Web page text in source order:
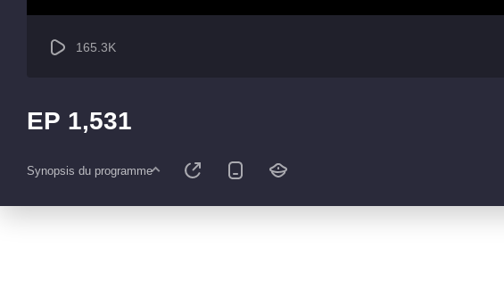
165.3K
EP 1,531
Synopsis du programme